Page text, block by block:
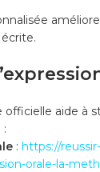
officielle aide à
: https://reussir-
orale-la-